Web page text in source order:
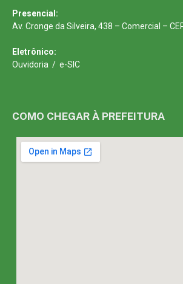
Presencial:
Av. Cronge da Silveira, 438 – Comercial –
Eletrônico:
Ouvidoria / e-SIC
COMO CHEGAR À PREFEITURA